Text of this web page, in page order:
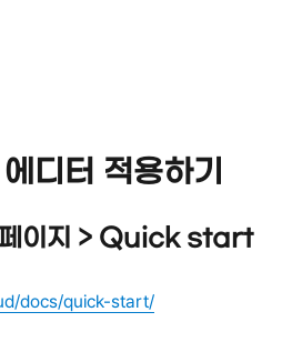
디터 적용하기
이지 > Quick start
docs/quick-start/